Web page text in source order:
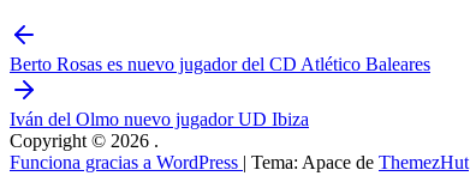
Berto Rosas es nuevo jugador del CD Atlético Baleares
Iván del Olmo nuevo jugador UD Ibiza
Copyright © 2026 .
Funciona gracias a WordPress | Tema: Apace de ThemezHut